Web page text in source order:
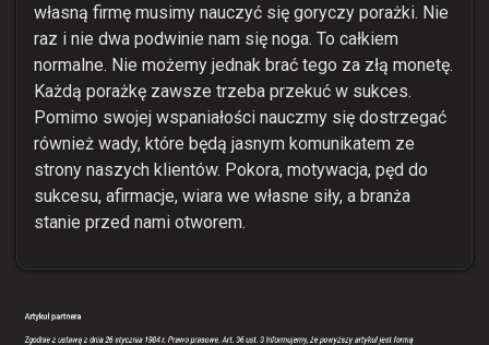
własną firmę musimy nauczyć się goryczy porażki. Nie
raz i nie dwa podwinie nam się noga. To całkiem
normalne. Nie możemy jednak brać tego za złą monetę.
Każdą porażkę zawsze trzeba przekuć w sukces.
Pomimo swojej wspaniałości nauczmy się dostrzegać
również wady, które będą jasnym komunikatem ze
strony naszych klientów. Pokora, motywacja, pęd do
sukcesu, afirmacje, wiara we własne siły, a branża
stanie przed nami otworem.